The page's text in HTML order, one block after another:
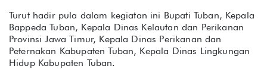
Turut hadir pula dalam kegiatan ini Bupati Tuban, Kepala
Bappeda Tuban, Kepala Dinas Kelautan dan Perikanan
Provinsi Jawa Timur, Kepala Dinas Perikanan dan
Peternakan Kabupaten Tuban, Kepala Dinas Lingkungan
Hidup Kabupaten Tuban.